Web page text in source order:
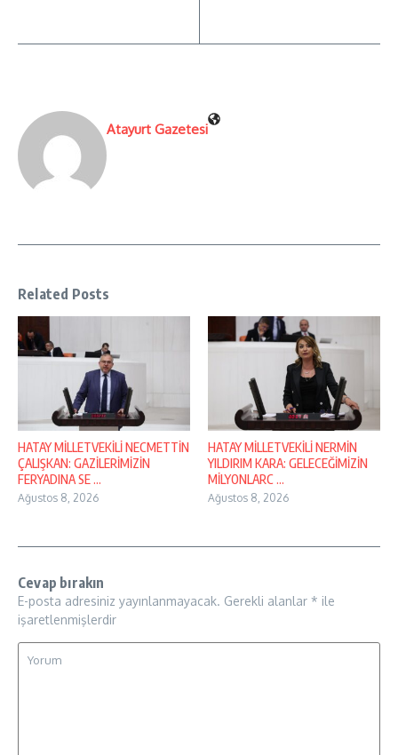
Atayurt Gazetesi
Related Posts
HATAY MİLLETVEKİLİ NECMETTİN
ÇALIŞKAN: GAZİLERİMİZİN
FERYADINA SE ...
Ağustos 8, 2026
HATAY MİLLETVEKİLİ NERMİN
YILDIRIM KARA: GELECEĞİMİZİN
MİLYONLARC ...
Ağustos 8, 2026
Cevap bırakın
E-posta adresiniz yayınlanmayacak. Gerekli alanlar * ile
işaretlenmişlerdir